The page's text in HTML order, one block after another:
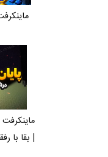
| بقا با رفقا